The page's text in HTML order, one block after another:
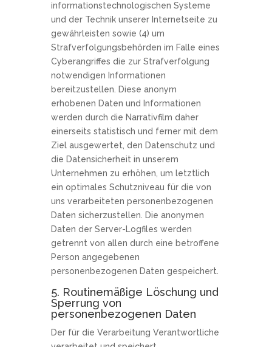
informationstechnologischen Systeme
und der Technik unserer Internetseite zu
gewährleisten sowie (4) um
Strafverfolgungsbehörden im Falle eines
Cyberangriffes die zur Strafverfolgung
notwendigen Informationen
bereitzustellen. Diese anonym
erhobenen Daten und Informationen
werden durch die Narrativfilm daher
einerseits statistisch und ferner mit dem
Ziel ausgewertet, den Datenschutz und
die Datensicherheit in unserem
Unternehmen zu erhöhen, um letztlich
ein optimales Schutzniveau für die von
uns verarbeiteten personenbezogenen
Daten sicherzustellen. Die anonymen
Daten der Server-Logfiles werden
getrennt von allen durch eine betroffene
Person angegebenen
personenbezogenen Daten gespeichert.
5. Routinemäßige Löschung und
Sperrung von
personenbezogenen Daten
Der für die Verarbeitung Verantwortliche